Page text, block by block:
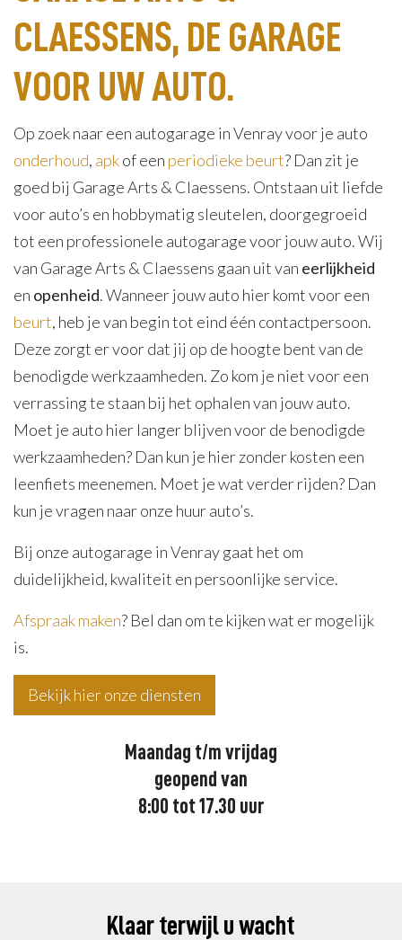
CLAESSENS, DE GARAGE
VOOR UW AUTO.
Op zoek naar een autogarage in Venray voor je auto
onderhoud, apkof een periodieke beurt? Dan zit je
goed bij Garage Arts & Claessens. Ontstaan uit liefde
voor auto’s en hobbymatig sleutelen, doorgegroeid
tot een professionele autogarage voor jouw auto. Wij
van Garage Arts & Claessens gaan uit van eerlijkheid
en openheid. Wanneer jouw auto hier komt voor een
beurt, heb je van begin tot eind één contactpersoon.
Deze zorgt er voor dat jij op de hoogte bent van de
benodigde werkzaamheden. Zo kom je niet voor een
verrassing te staan bij het ophalen van jouw auto.
Moet je auto hier langer blijven voor de benodigde
werkzaamheden? Dan kun je hier zonder kosten een
leenfiets meenemen. Moet je wat verder rijden? Dan
kun je vragen naar onze huur auto’s.
Bij onze autogarage in Venray gaat het om
duidelijkheid, kwaliteit en persoonlijke service.
Afspraak maken? Bel dan om te kijken wat er mogelijk
is.
Bekijk hier onze diensten
Maandag t/m vrijdag
geopend van
8:00 tot 17.30 uur
Klaar terwijl u wacht